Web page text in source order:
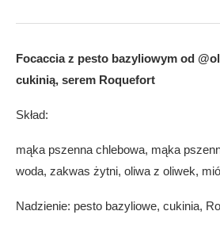
Focaccia z pesto bazyliowym od
cukinią, serem Roquefort
Skład:
mąka pszenna chlebowa, mąka
woda, zakwas żytni, oliwa z oliwek,
Nadzienie: pesto bazyliowe, cukinia,